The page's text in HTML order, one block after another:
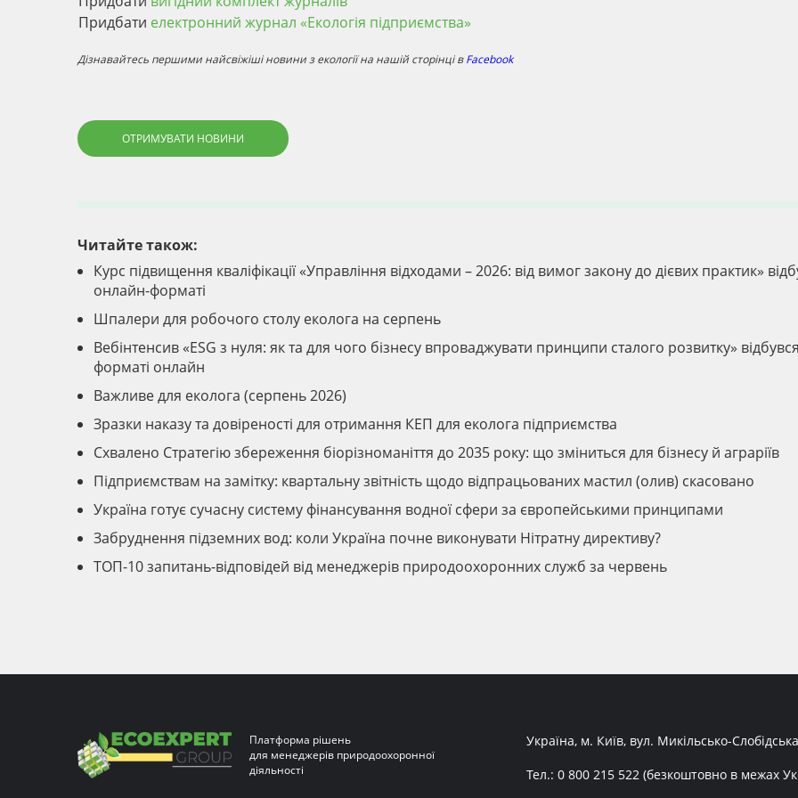
Придбати електронний журнал «Екологія підприємства»
Дізнавайтесь першими найсвіжіші новини з екології на нашій сторінці вFacebook
ОТРИМУВАТИ НОВИНИ
Читайте також:
Курс підвищення кваліфікації «Управління відходами – 2026: від вимог закону до дієвих практик»
онлайн-форматі
Шпалери для робочого столу еколога на серпень
Вебінтенсив «ESG з нуля: як та для чого бізнесу впроваджувати принципи сталого розвитку» відбувся
форматі онлайн
Важливе для еколога (серпень 2026)
Зразки наказу та довіреності для отримання КЕП для еколога підприємства
Схвалено Стратегію збереження біорізноманіття до 2035 року: що зміниться для бізнесу й аграріїв
Підприємствам на замітку: квартальну звітність щодо відпрацьованих мастил (олив) скасовано
Україна готує сучасну систему фінансування водної сфери за європейськими принципами
Забруднення підземних вод: коли Україна почне виконувати Нітратну директиву?
ТОП-10 запитань-відповідей від менеджерів природоохоронних служб за червень
Платформа рішень
для менеджерів природоохоронної
діяльності
Україна, м. Київ, вул. Микільсько-
Тел.: 0 800 215 522 (безкоштовно в межах